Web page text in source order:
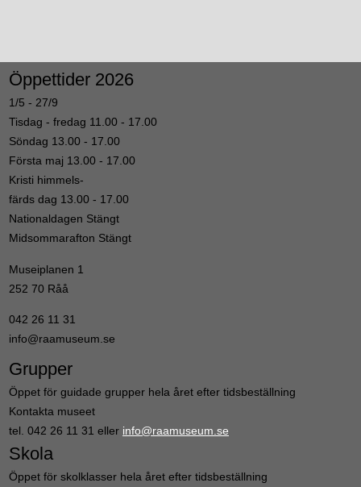
Öppettider 2026
1/5 - 27/9
Tisdag - fredag 11.00 - 17.00
Söndag 13.00 - 17.00
Första maj 13.00 - 17.00
Kristi himmels-
färds dag 13.00 - 17.00
Nationaldagen Stängt
Midsommarafton Stängt
Museiplanen 1
252 70 Råå
042 26 11 31
info@raamuseum.se
Grupper
Öppet för guidade grupper hela året efter tidsbeställning
Kontakta museet
tel. 042 26 11 31 eller info@raamuseum.se
Skola
Öppet för skolklasser hela året efter tidsbeställning